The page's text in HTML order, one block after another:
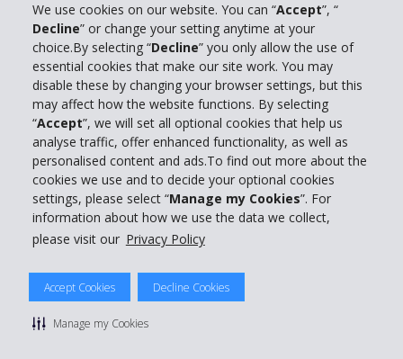
We use cookies on our website. You can “Accept”, “
Decline” or change your setting anytime at your
choice.By selecting “Decline” you only allow the use of
essential cookies that make our site work. You may
disable these by changing your browser settings, but this
may affect how the website functions. By selecting
“Accept”, we will set all optional cookies that help us
analyse traffic, offer enhanced functionality, as well as
personalised content and ads.To find out more about the
cookies we use and to decide your optional cookies
settings, please select “Manage my Cookies”. For
information about how we use the data we collect,
please visit our Privacy Policy
Accept Cookies Decline Cookies
Manage my Cookies
Unternehmensinformation
Partner
Kundenservice
Mieten bei Hertz
© 2026 The Hertz System, Inc.
Datenschutzrichtlinie
Sitemap Cookies verwalten